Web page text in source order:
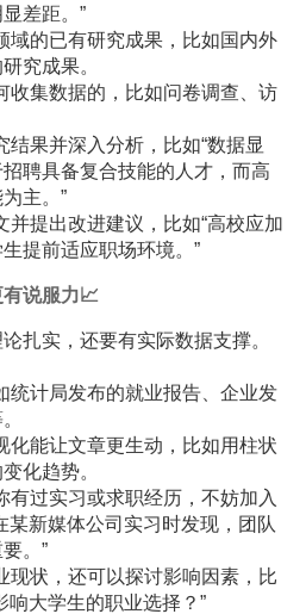
差距。”
域的已有研究成果，比如国内外
究成果。
收集数据的，比如问卷调查、访
结果并深入分析，比如“数据显
聘具备复合技能的人才，而高
主。”
并提出改进建议，比如“高校应加
提前适应职场环境。”
说服力📈
扎实，还要有实际数据支撑。
统计局发布的就业报告、企业发
化能让文章更生动，比如用柱状
化趋势。
有过实习或求职经历，不妨加入
某新媒体公司实习时发现，团队
。”
现状，还可以探讨影响因素，比
响大学生的职业选择？”